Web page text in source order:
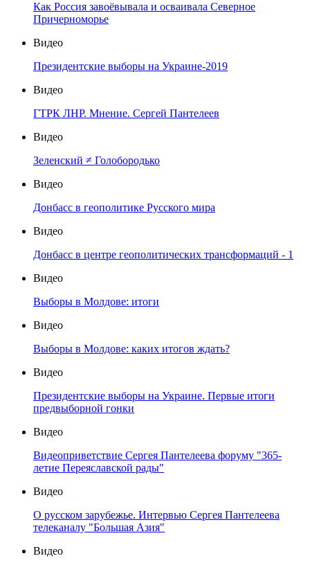
Как Россия завоёвывала и осваивала Северное
Причерноморье
Видео
Президентские выборы на Украине-2019
Видео
ГТРК ЛНР. Мнение. Сергей Пантелеев
Видео
Зеленский ≠ Голобородько
Видео
Донбасс в геополитике Русского мира
Видео
Донбасс в центре геополитических трансформаций - 1
Видео
Выборы в Молдове: итоги
Видео
Выборы в Молдове: каких итогов ждать?
Видео
Президентские выборы на Украине. Первые итоги
предвыборной гонки
Видео
Видеоприветствие Сергея Пантелеева форуму "365-
летие Переяславской рады"
Видео
О русском зарубежье. Интервью Сергея Пантелеева
телеканалу "Большая Азия"
Видео